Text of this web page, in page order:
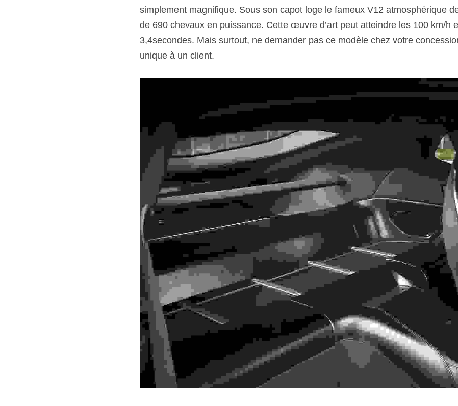
simplement magnifique. Sous son capot loge le fameux V12 atmosphérique
de 690 chevaux en puissance. Cette œuvre d’art peut atteindre les 100 km/h
3,4secondes. Mais surtout, ne demander pas ce modèle chez votre
unique à un client.